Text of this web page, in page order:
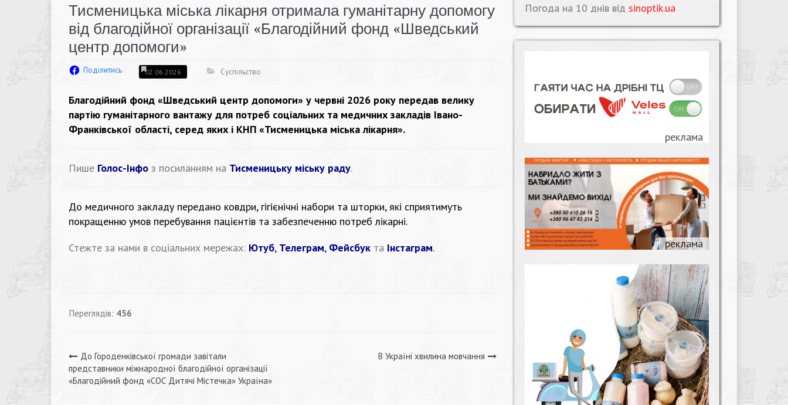
Тисменицька міська лікарня отримала гуманітарну допомогу
від благодійної організації «Благодійний фонд «Шведський
центр допомоги»
Поділитись 02.06.2026 Суспільство
Благодійний фонд «Шведський центр допомоги» у червні 2026 року передав велику
партію гуманітарного вантажу для потреб соціальних та медичних закладів Івано-
Франківської області, серед яких і КНП «Тисменицька міська лікарня».
Пише Голос-Інфо з посиланням на Тисменицьку міську раду.
До медичного закладу передано ковдри, гігієнічні набори та шторки, які сприятимуть
покращенню умов перебування пацієнтів та забезпеченню потреб лікарні.
Стежте за нами в соціальних мережах: Ютуб, Телеграм, Фейсбук та Інстаграм.
Переглядів: 456
Навігація
записів
До Городенківської громади завітали
представники міжнародної благодійної організації
«Благодійний фонд «СОС Дитячі Містечка» Україна»
В Україні хвилина мовчання
Погода на 10 днів від sinoptik.ua